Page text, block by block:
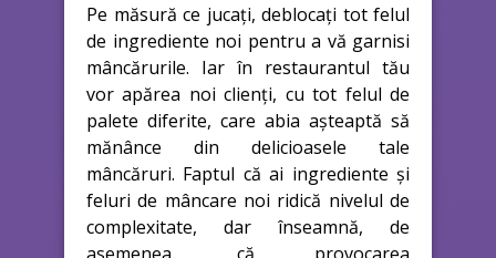
Pe măsură ce jucați, deblocați tot felul
de ingrediente noi pentru a vă garnisi
mâncărurile. Iar în restaurantul tău
vor apărea noi clienți, cu tot felul de
palete diferite, care abia așteaptă să
mănânce din delicioasele tale
mâncăruri. Faptul că ai ingrediente și
feluri de mâncare noi ridică nivelul de
complexitate, dar înseamnă, de